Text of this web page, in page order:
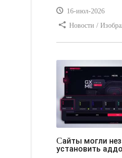
16-июл-2026
Новости /
Сайты могли незаметно
установить